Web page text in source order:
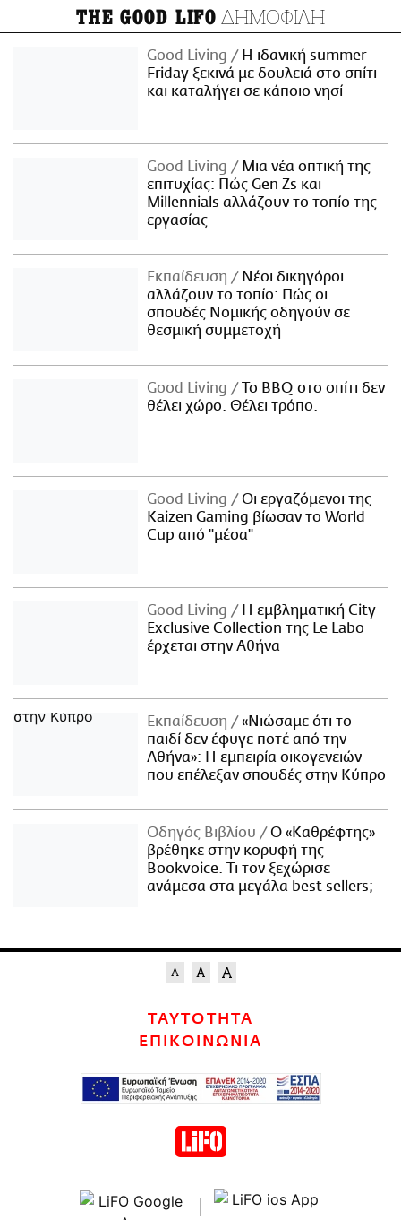
THE GOOD LIFO ΔΗΜΟΦΙΛΗ
Good Living
Η ιδανική summer
Friday ξεκινά με δουλειά στο σπίτι
και καταλήγει σε κάποιο νησί
Good Living
Μια νέα οπτική της
επιτυχίας: Πώς Gen Zs και
Millennials αλλάζουν το τοπίο της
εργασίας
Εκπαίδευση
Νέοι δικηγόροι
αλλάζουν το τοπίο: Πώς οι
σπουδές Νομικής οδηγούν σε
θεσμική συμμετοχή
Good Living
Το BBQ στο σπίτι δεν
θέλει χώρο. Θέλει τρόπο.
Good Living
Οι εργαζόμενοι της
Kaizen Gaming βίωσαν το World
Cup από "μέσα"
Good Living
Η εμβληματική City
Exclusive Collection της Le Labo
έρχεται στην Αθήνα
Εκπαίδευση
«Νιώσαμε ότι το
παιδί δεν έφυγε ποτέ από την
Αθήνα»: Η εμπειρία οικογενειών
που επέλεξαν σπουδές στην Κύπρο
Οδηγός Βιβλίου
Ο «Καθρέφτης»
βρέθηκε στην κορυφή της
Bookvoice. Τι τον ξεχώρισε
ανάμεσα στα μεγάλα best sellers;
ΤΑΥΤΟΤΗΤΑ
ΕΠΙΚΟΙΝΩΝΙΑ